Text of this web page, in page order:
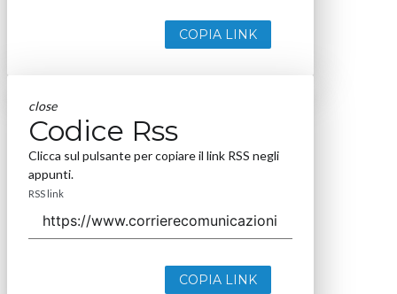
COPIA LINK
close
Codice Rss
Clicca sul pulsante per copiare il link RSS negli
appunti.
RSS link
COPIA LINK